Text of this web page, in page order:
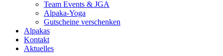
Team Events & JGA
Alpaka-Yoga
Gutscheine verschenken
Alpakas
Kontakt
Aktuelles